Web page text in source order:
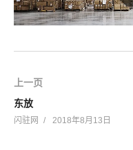
上一页
东放
闪驻网 2018年8月13日